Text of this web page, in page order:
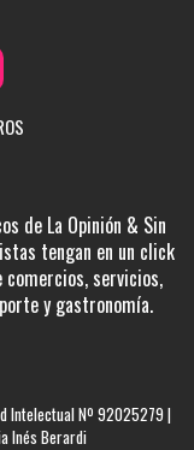
de La Opinión & Sin
tengan en un click
servicios,
y gastronomía.
Intelectual Nº 92025279 |
Inés Berardi